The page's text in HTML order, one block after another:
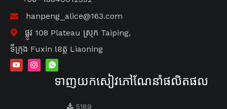
 hanpeng_alice@163.com

ផ្លូវ 108 Plateau ស្រុក Taiping,
ទីក្រុង Fuxin ខេត្ត Liaoning
ទាញយកសៀវភៅណែនាំផលិតផល
5189